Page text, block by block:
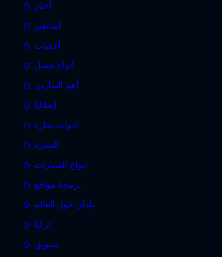
أخبار
أساطير
أعشاب
أنواع عسل
أهم التمارين
إيطاليا
ادوات نجارة
البشرة
انواع السيارات
برمجة مواقع
بلدان حول العالم
تركيا
تسويق